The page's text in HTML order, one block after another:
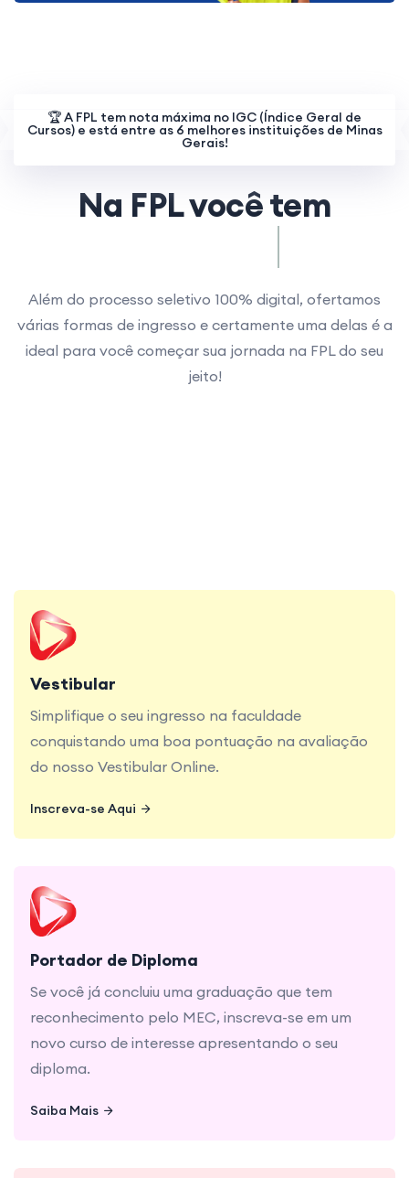
🏆 A FPL tem nota máxima no IGC (Índice Geral de
Cursos) e está entre as 6 melhores instituições de Minas
Gerais!
Na FPL você tem
Além do processo seletivo 100% digital, ofertamos
várias formas de ingresso e certamente uma delas é a
ideal para você começar sua jornada na FPL do seu
jeito!
Vestibular
Simplifique o seu ingresso na faculdade
conquistando uma boa pontuação na avaliação
do nosso Vestibular Online.
Inscreva-se Aqui
conquistando uma boa pontuação na avaliação
Portador de Diploma
Se você já concluiu uma graduação que tem
reconhecimento pelo MEC, inscreva-se em um
novo curso de interesse apresentando o seu
diploma.
Saiba Mais
reconhecimento pelo MEC, inscreva-se em um
novo curso de interesse apresentando o seu